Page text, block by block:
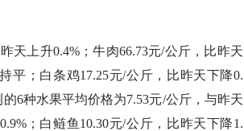
上升0.4%；牛肉66.73元/公斤，比昨天
平；白条鸡17.25元/公斤，比昨天下降0.
6种水果平均价格为7.53元/公斤，与昨天
；白鲢鱼10.30元/公斤，比昨天下降1.